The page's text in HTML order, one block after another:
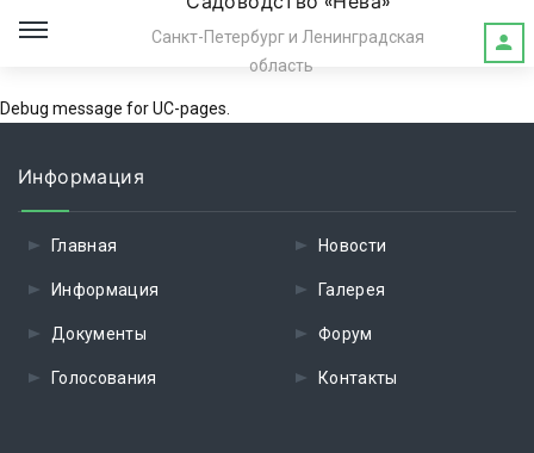
Санкт-Петербург и Ленинградская
область
Debug message for UC-pages.
Информация
Главная
Информация
Документы
Голосования
Новости
Галерея
Форум
Контакты